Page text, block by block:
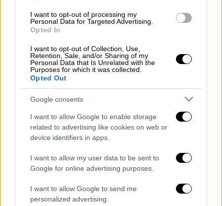
I want to opt-out of processing my
Personal Data for Targeted Advertising.
Opted In
I want to opt-out of Collection, Use,
Retention, Sale, and/or Sharing of my
Personal Data that Is Unrelated with the
Purposes for which it was collected.
Opted Out
Google consents
I want to allow Google to enable storage
related to advertising like cookies on web or
device identifiers in apps.
I want to allow my user data to be sent to
Google for online advertising purposes.
I want to allow Google to send me
personalized advertising.
Ελλάδα|19.03.2026 05:10
Αλλαγή ώρας 2026: Πότε γυρίζουμε τα
ρολόγια μας στη θερινή ώρα
Μια ανάσα από την αλλαγή ώρας